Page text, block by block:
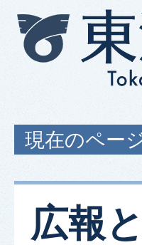
現在のペー
広報